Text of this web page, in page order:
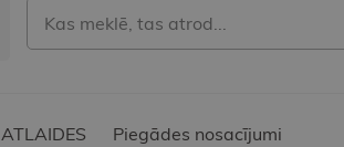
ATLAIDES Piegādes nosacījumi